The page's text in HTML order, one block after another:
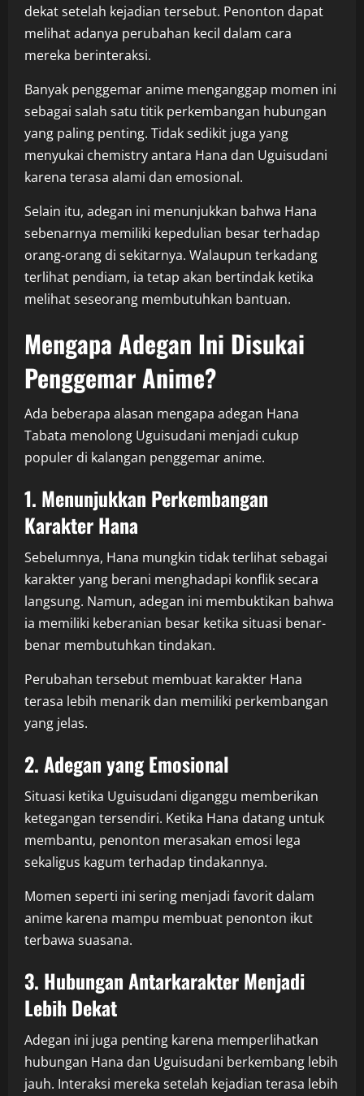
dekat setelah kejadian tersebut. Penonton dapat
melihat adanya perubahan kecil dalam cara
mereka berinteraksi.
Banyak penggemar anime menganggap momen ini
sebagai salah satu titik perkembangan hubungan
yang paling penting. Tidak sedikit juga yang
menyukai chemistry antara Hana dan Uguisudani
karena terasa alami dan emosional.
Selain itu, adegan ini menunjukkan bahwa Hana
sebenarnya memiliki kepedulian besar terhadap
orang-orang di sekitarnya. Walaupun terkadang
terlihat pendiam, ia tetap akan bertindak ketika
melihat seseorang membutuhkan bantuan.
Mengapa Adegan Ini Disukai
Penggemar Anime?
Ada beberapa alasan mengapa adegan Hana
Tabata menolong Uguisudani menjadi cukup
populer di kalangan penggemar anime.
1. Menunjukkan Perkembangan
Karakter Hana
Sebelumnya, Hana mungkin tidak terlihat sebagai
karakter yang berani menghadapi konflik secara
langsung. Namun, adegan ini membuktikan bahwa
ia memiliki keberanian besar ketika situasi benar-
benar membutuhkan tindakan.
Perubahan tersebut membuat karakter Hana
terasa lebih menarik dan memiliki perkembangan
yang jelas.
2. Adegan yang Emosional
Situasi ketika Uguisudani diganggu memberikan
ketegangan tersendiri. Ketika Hana datang untuk
membantu, penonton merasakan emosi lega
sekaligus kagum terhadap tindakannya.
Momen seperti ini sering menjadi favorit dalam
anime karena mampu membuat penonton ikut
terbawa suasana.
3. Hubungan Antarkarakter Menjadi
Lebih Dekat
Adegan ini juga penting karena memperlihatkan
hubungan Hana dan Uguisudani berkembang lebih
jauh. Interaksi mereka setelah kejadian terasa lebih